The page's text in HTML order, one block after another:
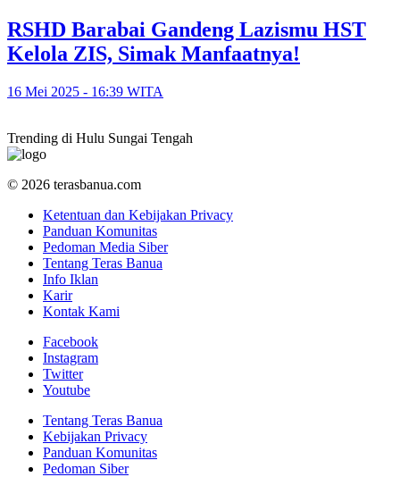
RSHD Barabai Gandeng Lazismu HST
Kelola ZIS, Simak Manfaatnya!
16 Mei 2025 - 16:39 WITA
Trending di Hulu Sungai Tengah
© 2026 terasbanua.com
Ketentuan dan Kebijakan Privacy
Panduan Komunitas
Pedoman Media Siber
Tentang Teras Banua
Info Iklan
Karir
Kontak Kami
Facebook
Instagram
Twitter
Youtube
Tentang Teras Banua
Kebijakan Privacy
Panduan Komunitas
Pedoman Siber